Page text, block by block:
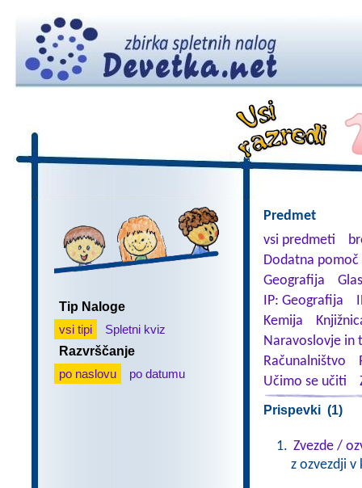
Tip Naloge
vsi tipi
Spletni kviz
Razvrščanje
po naslovu
po datumu
Predmet
vsi predmeti
Dodatna
Geografija
IP: Geografija
Kemija
Naravoslovje in
Računalništvo
Učimo se učiti
Prispevki (1)
Zvezde /
z ozvezdji